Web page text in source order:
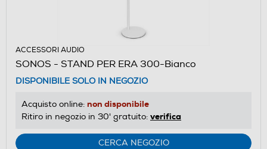
ACCESSORI AUDIO
SONOS - STAND PER ERA 300-Bianco
DISPONIBILE SOLO IN NEGOZIO
Acquisto online: non disponibile
Ritiro in negozio in 30' gratuito: verifica
CERCA NEGOZIO